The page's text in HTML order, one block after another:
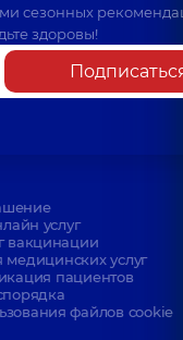
сезонных
здоровы!
услуг
вакцинации
услуг
пациентов
файлов cookie